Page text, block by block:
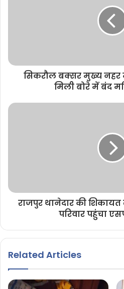
e
सिकरौल बक्सर मुख्य
मिली बोरे में बंद
राजपुर थानेदार की
परिवार पहुंचा
Related Articles